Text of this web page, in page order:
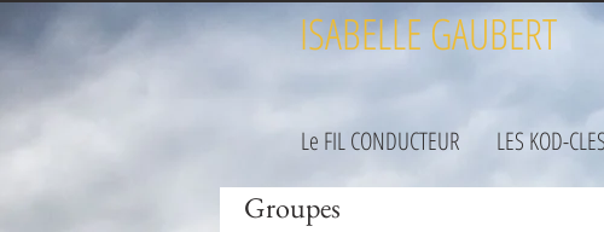
ISABELLE GAUBERT
Le FIL CONDUCTEUR LES KOD-CLES
Groupes